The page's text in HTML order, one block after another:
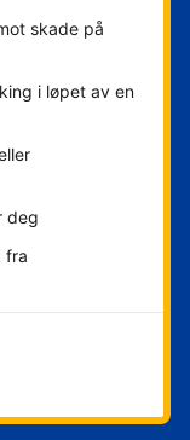
skade på
i løpet av en
deg
fra